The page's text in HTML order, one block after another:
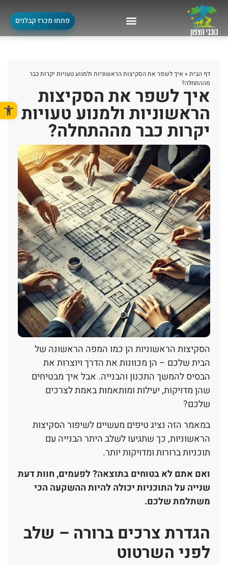
פתח
פתחו מכרז קבלנים
דף הבית » איך לשפר את הסקיצות הראשוניות ולמנוע טעויות יקרות כבר
מההתחלה?
איך לשפר את הסקיצות
הראשוניות ולמנוע טעויות
יקרות כבר מההתחלה?
הסקיצות הראשוניות הן כמו המפה הראשונה של
הבית שלכם – הן מכוונות את הדרך ויוצרות את
הבסיס להמשך התכנון והבנייה. אבל איך מבטיחים
שהן מדויקות, יעילות ומותאמות באמת לצרכים
שלכם?
במאמר הזה נציג טיפים מעשיים לשיפור הסקיצות
הראשוניות, כך שתגיעו לשלב היתר הבנייה עם
תוכניות ברורות ומדויקות יותר.
ואם אתם לא בטוחים בתוצאה? לפעמים, חוות דעת
שנייה על התוכניות יכולה להיות ההשקעה הכי
משתלמת שלכם.
הגדרת צרכים ברורה – שלב
לפני השרטוט